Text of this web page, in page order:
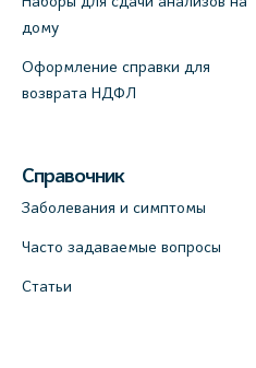
дому
Оформление справки для
возврата НДФЛ
Справочник
Заболевания и симптомы
Часто задаваемые вопросы
Статьи